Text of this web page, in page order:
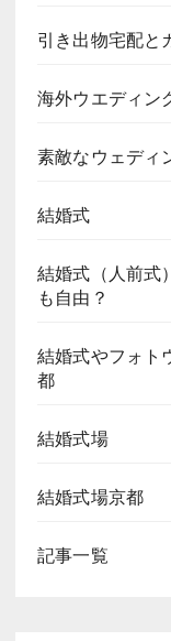
引き出物宅配と
海外ウエディン
素敵なウェディ
結婚式
結婚式（人前式
も自由？
結婚式やフォト
都
結婚式場
結婚式場京都
記事一覧